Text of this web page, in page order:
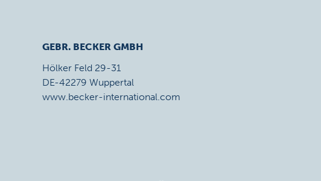
GEBR. BECKER GMBH
Hölker Feld 29-31
DE-42279 Wuppertal
www.becker-international.com